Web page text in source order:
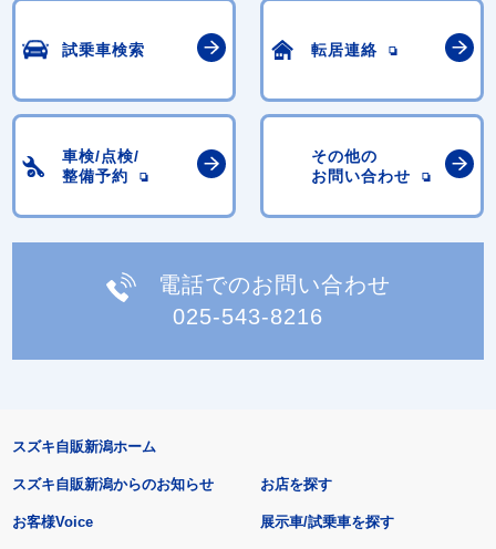
試乗車検索 転居連絡
車検/点検/
整備予約
その他の
お問い合わせ
電話でのお問い合わせ
025-543-8216
スズキ自販新潟ホーム
スズキ自販新潟からのお知らせ
お客様Voice
お店を探す
展示車/試乗車を探す